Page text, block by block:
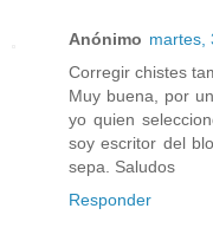
Anónimo martes,
Corregir chistes
Muy buena, por
yo quien
soy escritor del
sepa. Saludos
Responder